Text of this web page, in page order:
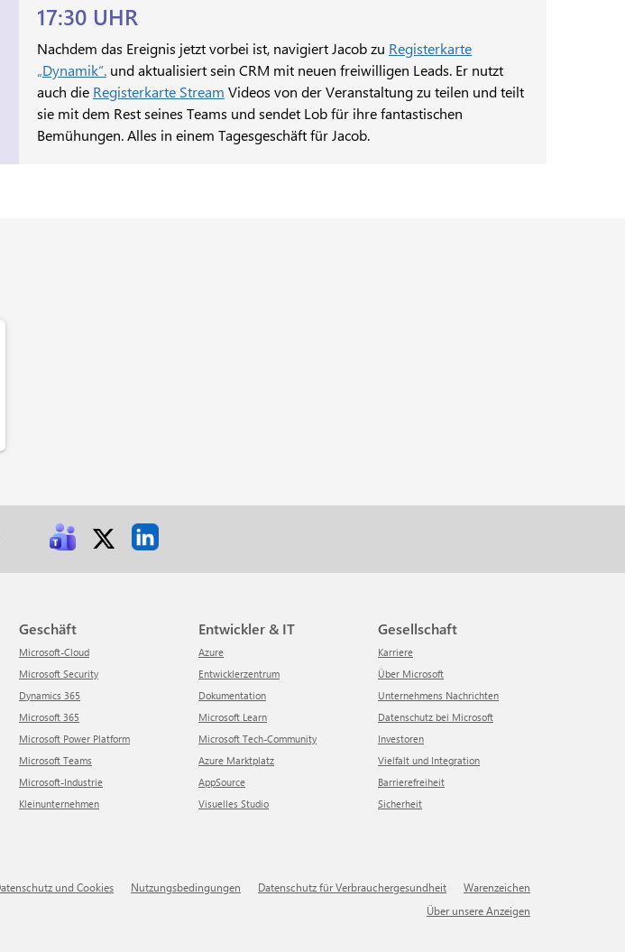
17:30 UHR
Nachdem das Ereignis jetzt vorbei ist, navigiert Jacob zu Registerkarte
„Dynamik“. und aktualisiert sein CRM mit neuen freiwilligen Leads. Er nutzt
auch die Registerkarte Stream Videos von der Veranstaltung zu teilen und teilt
sie mit dem Rest seines Teams und sendet Lob für ihre fantastischen
Bemühungen. Alles in einem Tagesgeschäft für Jacob.
Geschäft
Microsoft-Cloud
Microsoft Security
Dynamics 365
Microsoft 365
Microsoft Power Platform
Microsoft Teams
Microsoft-Industrie
Kleinunternehmen
Entwickler & IT
Azure
Entwicklerzentrum
Dokumentation
Microsoft Learn
Microsoft Tech-Community
Azure Marktplatz
AppSource
Visuelles Studio
Gesellschaft
Karriere
Über Microsoft
Unternehmens Nachrichten
Datenschutz bei Microsoft
Investoren
Vielfalt und Integration
Barrierefreiheit
Sicherheit
Datenschutz und Cookies Nutzungsbedingungen Datenschutz für Verbrauchergesundheit
Warenzeichen
Über unsere Anzeigen